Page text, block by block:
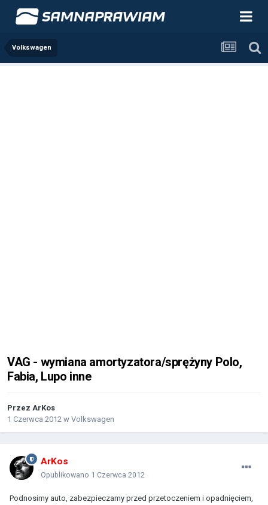
Volkswagen
VAG - wymiana amortyzatora/sprężyny Polo,
Fabia, Lupo inne
Przez ArKos
1 Czerwca 2012 w Volkswagen
ArKos
Opublikowano 1 Czerwca 2012
Podnosimy auto, zabezpieczamy przed przetoczeniem i opadnięciem,